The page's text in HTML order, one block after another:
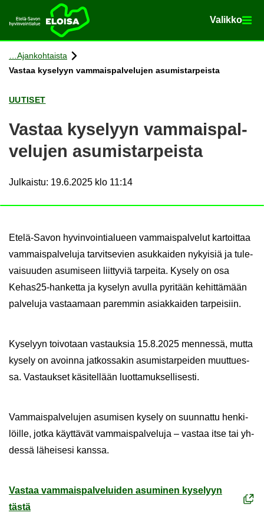
Etusi­vu Va­lik­ko
Va­lik­ko
Siir­ry si­säl­töön
Ajan­koh­tais­ta
Vas­taa ky­se­lyyn vam­mais­pal­ve­lu­jen asu­mis­tar­peis­ta
UU­TI­SET
Vas­taa ky­se­lyyn vam­mais­pal­
ve­lu­jen asu­mis­tar­peis­ta
Julkaistu: 19.6.2025 klo 11:14
Etelä-​Savon hy­vin­voin­tia­lu­een vam­mais­pal­ve­lut kar­toit­taa
vam­mais­pal­ve­lu­ja tar­vit­se­vien asuk­kai­den ny­kyi­siä ja tu­le­
vai­suu­den asu­mi­seen liit­ty­viä tar­pei­ta. Ky­se­ly on osa
Kehas25-​hanketta ja ky­se­lyn avul­la py­ri­tään ke­hit­tä­mään
pal­ve­lu­ja vas­taa­maan pa­rem­min asiak­kai­den tar­pei­siin.
Ky­se­lyyn toi­vo­taan vas­tauk­sia 15.8.2025 men­nes­sä, mutta
ky­se­ly on avoin­na jat­kos­sa­kin asu­mis­tar­pei­den muut­tues­
sa. Vas­tauk­set kä­si­tel­lään luot­ta­muk­sel­li­ses­ti.
Vam­mais­pal­ve­lu­jen asu­mi­sen ky­se­ly on suun­nat­tu hen­ki­
löil­le, jotka käyt­tä­vät vam­mais­pal­ve­lu­ja – vas­taa itse tai yh­
des­sä lä­hei­se­si kans­sa.
Vas­taa vam­mais­pal­ve­lui­den asu­mi­nen ky­se­lyyn
tästä